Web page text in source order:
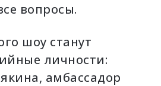
вопросы.
шоу станут
личности:
амбассадор